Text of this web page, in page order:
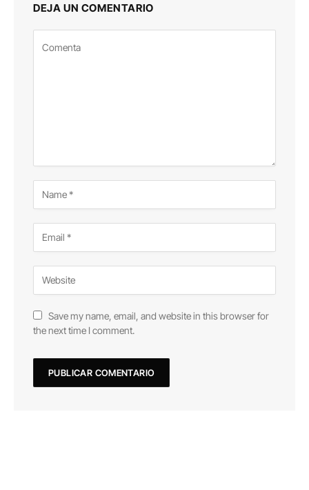
DEJA UN COMENTARIO
Save my name, email, and website in this browser for
the next time I comment.